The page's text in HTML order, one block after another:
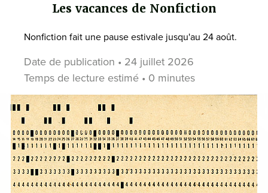
Les vacances de Nonfiction
Nonfiction fait une pause estivale jusqu'au 24 août.
Date de publication • 24 juillet 2026
Temps de lecture estimé • 0 minutes